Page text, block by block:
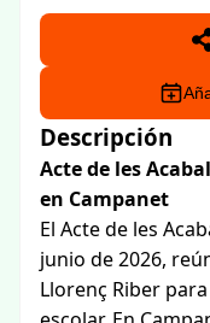
Descripción
Acte de les
en Campanet
El Acte de les
junio de 2026,
Llorenç Riber